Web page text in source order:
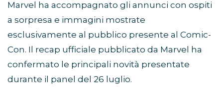
Marvel ha accompagnato gli annunci con ospiti
a sorpresa e immagini mostrate
esclusivamente al pubblico presente al Comic-
Con. Il recap ufficiale pubblicato da Marvel ha
confermato le principali novità presentate
durante il panel del 26 luglio.